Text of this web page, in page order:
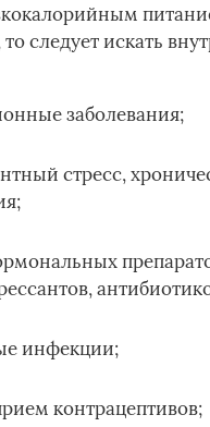
следует искать
заболевания;
стресс,
инфекции;
контрацептивов;